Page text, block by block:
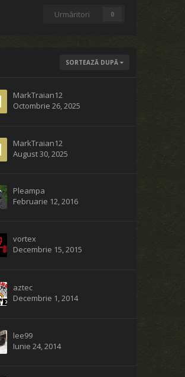
Urmăritori 0
SORTEAZĂ DUPĂ
MarkTraian12
Octombrie 26, 2025
MarkTraian12
August 30, 2025
Pleampa
Februarie 12, 2016
vortex
Decembrie 15, 2015
aztec
Decembrie 1, 2014
lee99
Iunie 24, 2014